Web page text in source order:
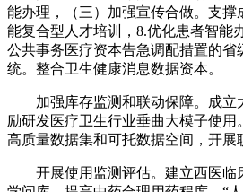
能办理，（三）加强宣传合做。支撑
能复合型人才培训，8.优化患者智能
公共事务医疗资本告急调配措置的省
统。整合卫生健康消息数据资本。
加强库存监测和联动保障。成立
励研发医疗卫生行业垂曲大模子使用
高质量数据集和可托数据空间，开展
开展使用监测评估。建立西医临